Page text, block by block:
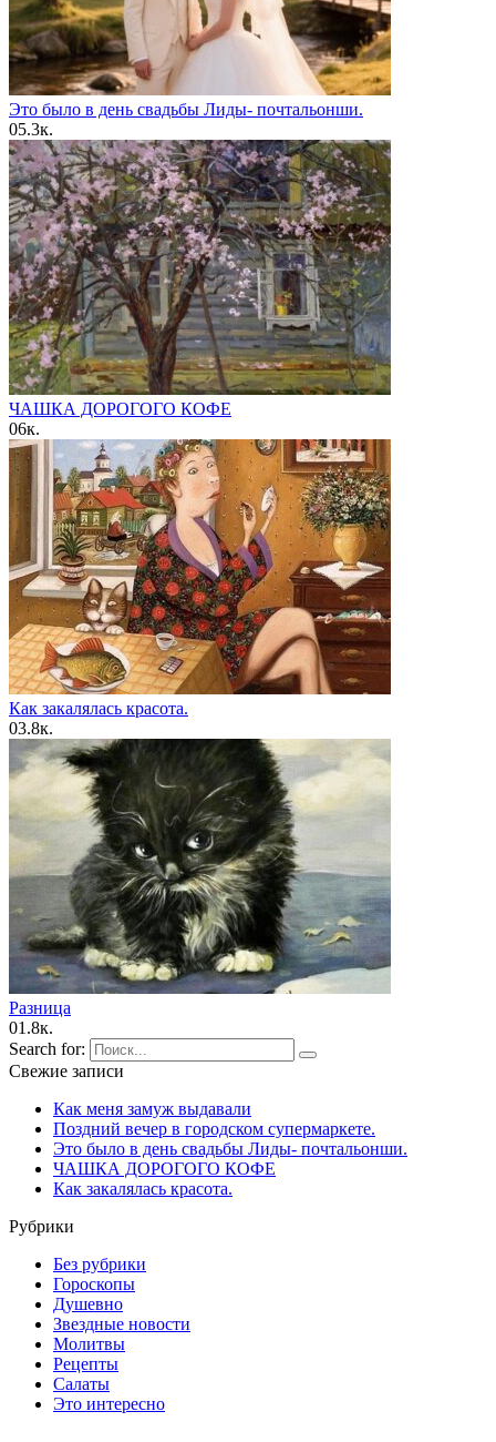
Это было в день свадьбы Лиды- почтальонши.
05.3к.
ЧАШКА ДОPОГОГО КОФЕ
06к.
Как закалялась красота.
03.8к.
Pазница
01.8к.
Search for:
Свежие записи
Как меня замуж выдавали
Поздний вечер в городском супермаркете.
Это было в день свадьбы Лиды- почтальонши.
ЧАШКА ДОPОГОГО КОФЕ
Как закалялась красота.
Рубрики
Без рубрики
Гороскопы
Душевно
Звездные новости
Молитвы
Рецепты
Салаты
Это интересно